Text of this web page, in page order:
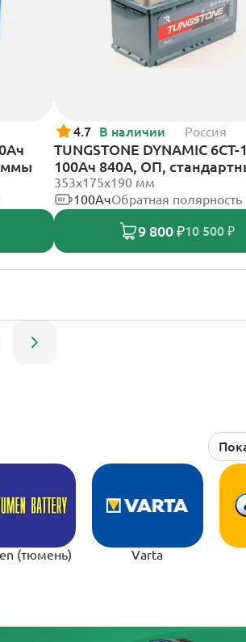
4.7 В наличии Россия
TUNGSTONE DYNAMIC 6СТ-
100Ач 840А, ОП,
клеммы
353x175x190 мм
100АчОбратная полярность
9 800 ₽10 500 ₽
(тюмень) Varta